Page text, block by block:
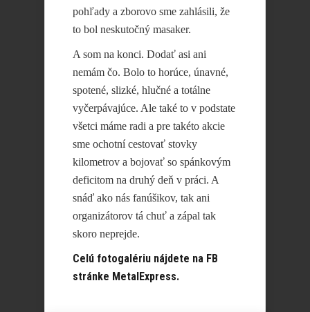
pohľady a zborovo sme zahlásili, že
to bol neskutočný masaker.
A som na konci. Dodať asi ani
nemám čo. Bolo to horúce, únavné,
spotené, slizké, hlučné a totálne
vyčerpávajúce. Ale také to v podstate
všetci máme radi a pre takéto akcie
sme ochotní cestovať stovky
kilometrov a bojovať so spánkovým
deficitom na druhý deň v práci. A
snáď ako nás fanúšikov, tak ani
organizátorov tá chuť a zápal tak
skoro neprejde.
Celú fotogalériu nájdete na FB
stránke MetalExpress.